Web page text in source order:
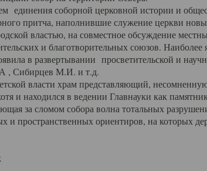
соборной церковной истории и
притча, наполнившие служение церкви
властью, на совместное обсуждение
и благотворительных союзов. Наиболее
в развертывании просветительской и
, Сибирцев М.И. и т.д.
власти храм представляющий,
и находился в ведении Главнауки как
за сломом собора волна тотальных
и пространственных ориентиров, на которых